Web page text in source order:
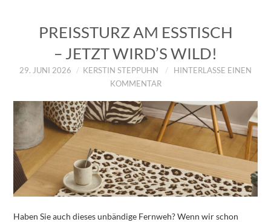
PREISSTURZ AM ESSTISCH
– JETZT WIRD’S WILD!
29. JUNI 2026 KERSTIN STEPPUHN
HINTERLASSE EINEN
KOMMENTAR
Haben Sie auch dieses unbändige Fernweh? Wenn wir schon